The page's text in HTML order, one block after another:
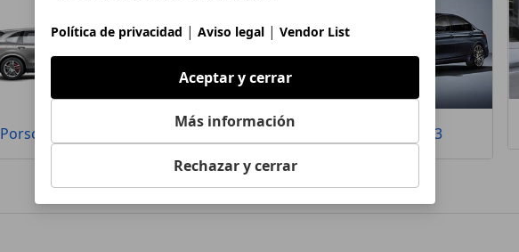
Porsche Cayenne Volkswagen Tiguan BMW M3
Política de privacidad | Aviso legal | Vendor List
Aceptar y cerrar
Más información
Rechazar y cerrar